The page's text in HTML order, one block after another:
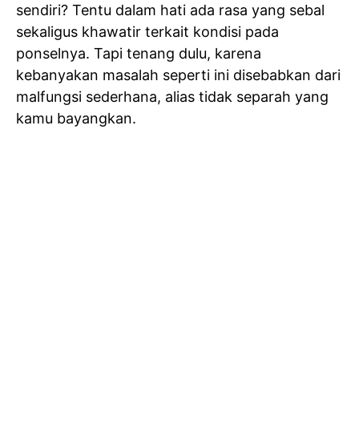
sendiri? Tentu dalam hati ada rasa yang sebal
sekaligus khawatir terkait kondisi pada
ponselnya. Tapi tenang dulu, karena
kebanyakan masalah seperti ini disebabkan dari
malfungsi sederhana, alias tidak separah yang
kamu bayangkan.